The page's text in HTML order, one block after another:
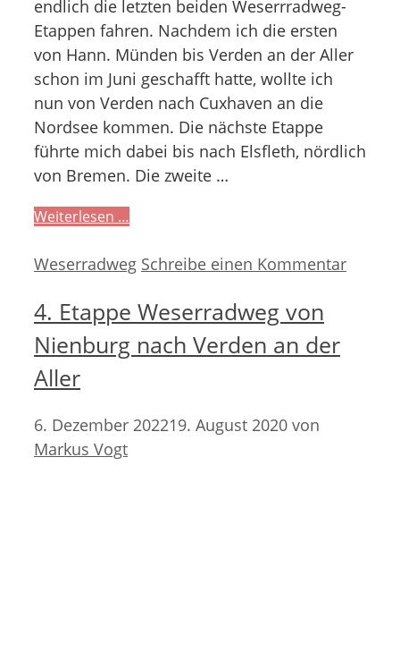
endlich die letzten beiden Weserrradweg-
Etappen fahren. Nachdem ich die ersten
von Hann. Münden bis Verden an der Aller
schon im Juni geschafft hatte, wollte ich
nun von Verden nach Cuxhaven an die
Nordsee kommen. Die nächste Etappe
führte mich dabei bis nach Elsfleth, nördlich
von Bremen. Die zweite …
Weiterlesen …
Kategorien
Weserradweg Schreibe einen Kommentar
4. Etappe Weserradweg von
Nienburg nach Verden an der
Aller
6. Dezember 202219. August 2020 von
Markus Vogt